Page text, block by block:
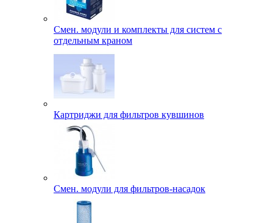
Смен. модули и комплекты для систем с
отдельным краном
Картриджи для фильтров кувшинов
Смен. модули для фильтров-насадок